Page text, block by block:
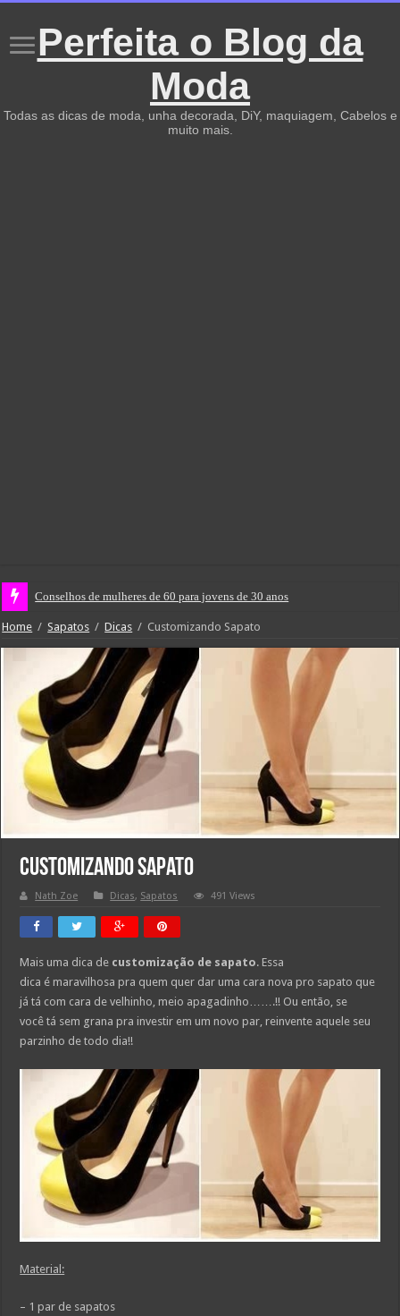
Perfeita o Blog da
Moda
Todas as dicas de moda, unha decorada, DiY, maquiagem, Cabelos e
muito mais.
Conselhos de mulheres de 60 para jovens de 30 anos
Home / Sapatos / Dicas / Customizando Sapato
Customizando Sapato
Nath Zoe Dicas, Sapatos 491 Views
Mais uma dica de customização de sapato. Essa
dica é maravilhosa pra quem quer dar uma cara nova pro sapato que
já tá com cara de velhinho, meio apagadinho…….!! Ou então, se
você tá sem grana pra investir em um novo par, reinvente aquele seu
parzinho de todo dia!!
Material:
– 1 par de sapatos